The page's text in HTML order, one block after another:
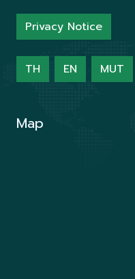
Privacy Notice
TH EN MUT
Map